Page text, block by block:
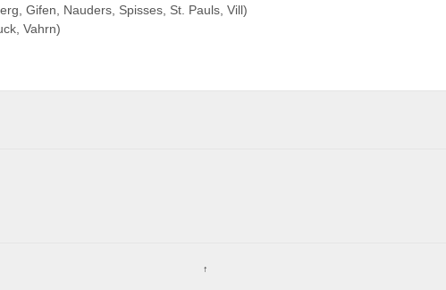
Gifen, Nauders, Spisses, St. Pauls, Vill)
Vahrn)
↑